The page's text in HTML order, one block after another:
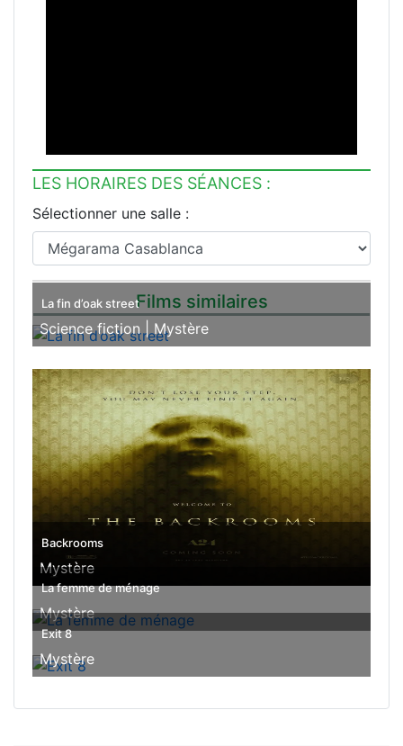
LES HORAIRES DES SÉANCES :
Sélectionner une salle :
Films similaires
La fin d’oak street
Science fiction | Mystère
Backrooms
Mystère
La femme de ménage
Mystère
Exit 8
Mystère